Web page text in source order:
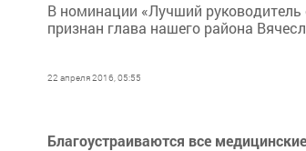
В номинации «Лучший
признан глава нашего района
22 апреля 2016, 05:55
Благоустраиваются все